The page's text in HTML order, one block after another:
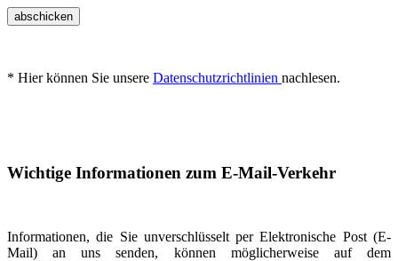
abschicken
* Hier können Sie unsere Datenschutzrichtlinien nachlesen.
Wichtige Informationen zum E-Mail-Verkehr
Informationen, die Sie unverschlüsselt per Elektronische Post (E-
Mail) an uns senden, können möglicherweise auf dem